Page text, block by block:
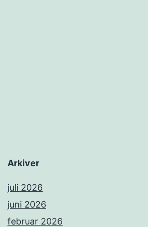
Arkiver
juli 2026
juni 2026
februar 2026